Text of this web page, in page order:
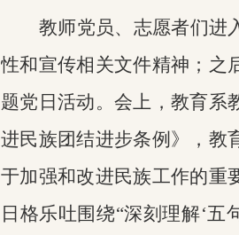
教师党员、志愿者们进
性和宣传相关文件精神；之
题党日活动。 会上，教育系
进民族团结进步条例》，教
于加强和改进民族工作的重
日格乐吐围绕“深刻理解‘五